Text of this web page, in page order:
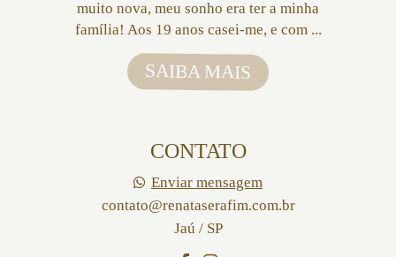
muito nova, meu sonho era ter a minha
família! Aos 19 anos casei-me, e com ...
SAIBA MAIS
CONTATO
Enviar mensagem
contato@renataserafim.com.br
Jaú / SP